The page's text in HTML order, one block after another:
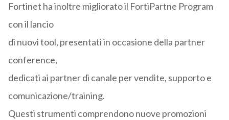
Fortinet ha inoltre migliorato il FortiPartne Program
con il lancio
di nuovi tool, presentati in occasione della partner
conference,
dedicati ai partner di canale per vendite, supporto e
comunicazione/training.
Questi strumenti comprendono nuove promozioni